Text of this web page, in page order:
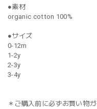
●素材
organic cotton 100%
●サイズ
0-12m
1-2y
2-3y
3-4y
＊ご購入前に必ずお買い物